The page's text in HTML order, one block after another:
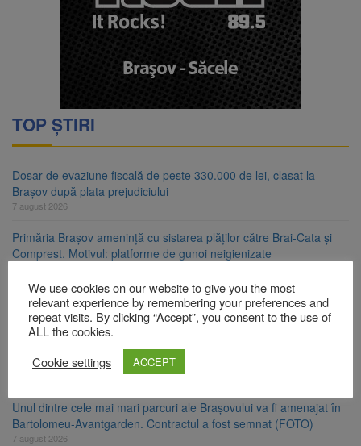
TOP ȘTIRI
Dosar de evaziune fiscală de peste 330.000 de lei, clasat la
Brașov după plata prejudiciului
7 august 2026
Primăria Brașov amenință cu sistarea plăților către Brai-Cata și
Comprest. Motivul: platforme de gunoi neigienizate
Clădirile Duplex de lângă Piața Star din Brașov au fost demolate
7 august 2026
Platforma Belvedere de pe Tâmpa intră în renovare. Contract de
peste 1 milion de lei și termen de trei luni
Unul dintre cele mai mari parcuri ale Brașovului va fi amenajat în
Bartolomeu-Avantgarden. Contractul a fost semnat (FOTO)
7 august 2026
We use cookies on our website to give you the most
relevant experience by remembering your preferences and
repeat visits. By clicking “Accept”, you consent to the use of
ALL the cookies.
Cookie settings
ACCEPT